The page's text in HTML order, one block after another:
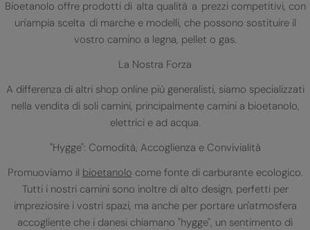
Bioetanolo offre prodotti di alta qualità a prezzi competitivi, con
un'ampia scelta di marche e modelli, che possono sostituire il
vostro camino a legna, pellet o gas.
La Nostra Forza
A differenza di altri shop online più generalisti, siamo specializzati
nella vendita di soli camini, principalmente camini a bioetanolo,
elettrici e ad acqua.
"Hygge": Comodità, Accoglienza e Convivialità
Promuoviamo il bioetanolo come fonte di carburante ecologico.
Tutti i nostri camini sono inoltre di alto design, perfetti per
impreziosire i vostri spazi, ma anche per portare un'atmosfera
accogliente che i danesi chiamano "hygge", un sentimento di